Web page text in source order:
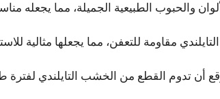
والحبوب الطبيعية الجميلة، مما يجعله
مقاومة للتعفن، مما يجعلها مثالية
أن تدوم القطع من الخشب التايلندي لفترة